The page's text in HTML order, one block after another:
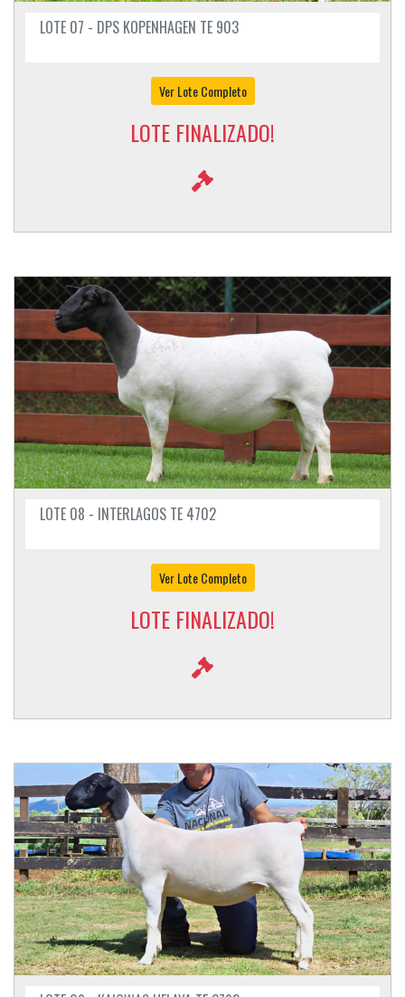
LOTE 07 - DPS KOPENHAGEN TE 903
Ver Lote Completo
LOTE FINALIZADO!
LOTE 08 - INTERLAGOS TE 4702
Ver Lote Completo
LOTE FINALIZADO!